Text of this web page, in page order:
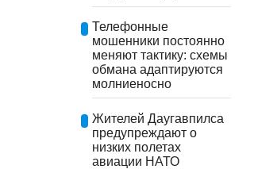
Телефонные
мошенники постоянно
меняют тактику: схемы
обмана адаптируются
молниеносно
Жителей Даугавпилса
предупреждают о
низких полетах
авиации НАТО